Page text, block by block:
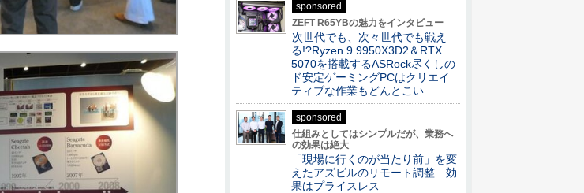
sponsored
ZEFT R65YBの魅力をインタビュー
次世代でも、次々世代でも戦え
る!?Ryzen 9 9950X3D2＆RTX
5070を搭載するASRock尽くしの
ド安定ゲーミングPCはクリエイ
ティブな作業もどんとこい
sponsored
仕組みとしてはシンプルだが、業務へ
の効果は絶大
「現場に行くのが当たり前」を変
えたアズビルのリモート調整 効
果はプライスレス